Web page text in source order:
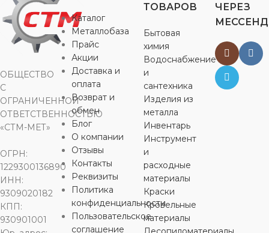
ОБЩЕСТВО
С
ОГРАНИЧЕННОЙ
ОТВЕТСТВЕННОСТЬЮ
«СТМ-МЕТ»
ОГРН:
1229300136890
ИНН:
9309020182
КПП:
930901001
Каталог
Металлобаза
Прайс
Акции
Доставка и
оплата
Возврат и
обмен
Блог
О компании
Отзывы
Контакты
Реквизиты
Политика
конфиденциальности
Пользовательское
соглашение
ТОВАРОВ
Бытовая
химия
Водоснабжение
и
сантехника
Изделия из
металла
Инвентарь
Инструмент
и
расходные
материалы
Краски
Кровельные
материалы
ЧЕРЕЗ